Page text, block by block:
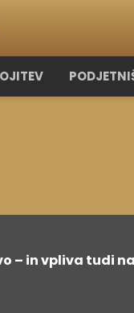
– in vpliva tudi na